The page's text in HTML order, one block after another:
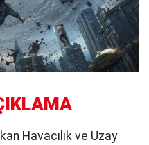
Havacılık ve Uzay